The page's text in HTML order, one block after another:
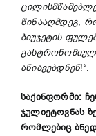
წინააღმდეგ,
ბიუჯეტის
ანიავებდნენ!“.
საქინფორმი:
ჯულიეტოვნას
რომლებიც